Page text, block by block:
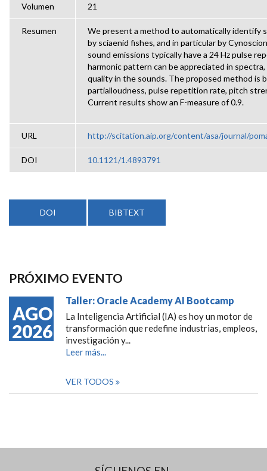
Volumen 21
Resumen
We present a method to automatically identify
by sciaenid fishes, and in particular by
sound emissions typically have a 24 Hz pulse
harmonic pattern can be appreciated in
quality in the sounds. The proposed method is
partialloudness, pulse repetition rate, pitch
Current results show an F-measure of 0.9.
URL http://scitation.aip.org/content/asa/journal/
DOI 10.1121/1.4893791
DOI BIBTEXT
PRÓXIMO EVENTO
AGO
2026
Taller: Oracle Academy AI Bootcamp
La Inteligencia Artificial (IA) es hoy un motor de
transformación que redefine industrias, empleos,
investigación y...
Leer más...
VER TODOS